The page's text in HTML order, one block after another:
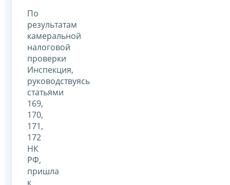
По
результатам
камеральной
налоговой
проверки
Инспекция,
руководствуясь
статьями
169,
170,
171,
172
НК
РФ,
пришла
к